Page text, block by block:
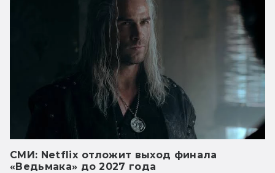
СМИ: Netflix отложит выход финала
«Ведьмака» до 2027 года